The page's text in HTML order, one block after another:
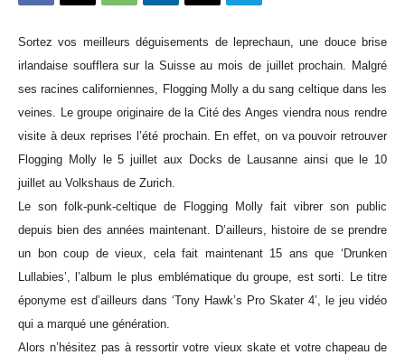
Sortez vos meilleurs déguisements de leprechaun, une douce brise
irlandaise soufflera sur la Suisse au mois de juillet prochain. Malgré
ses racines californiennes, Flogging Molly a du sang celtique dans les
veines. Le groupe originaire de la Cité des Anges viendra nous rendre
visite à deux reprises l’été prochain. En effet, on va pouvoir retrouver
Flogging Molly le 5 juillet aux Docks de Lausanne ainsi que le 10
juillet au Volkshaus de Zurich.
Le son folk-punk-celtique de Flogging Molly fait vibrer son public
depuis bien des années maintenant. D’ailleurs, histoire de se prendre
un bon coup de vieux, cela fait maintenant 15 ans que ‘Drunken
Lullabies’, l’album le plus emblématique du groupe, est sorti. Le titre
éponyme est d’ailleurs dans ‘Tony Hawk’s Pro Skater 4’, le jeu vidéo
qui a marqué une génération.
Alors n’hésitez pas à ressortir votre vieux skate et votre chapeau de